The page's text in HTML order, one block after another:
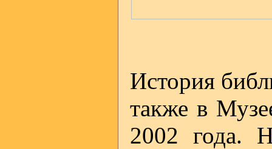
История
также в
2002 года.